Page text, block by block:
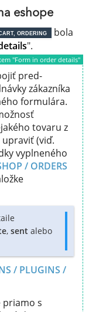
eshope
ORDERING
bola
".
"Form in order details"
pred-
zákazníka
formulára.
tovaru z
upraviť (viď.
vyplneného
/ ORDERS
, sent alebo
/ PLUGINS /
priamo s